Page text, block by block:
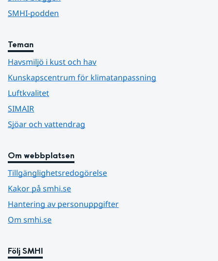
SMHI-podden
Teman
Havsmiljö i kust och hav
Kunskapscentrum för klimatanpassning
Luftkvalitet
SIMAIR
Sjöar och vattendrag
Om webbplatsen
Tillgänglighetsredogörelse
Kakor på smhi.se
Hantering av personuppgifter
Om smhi.se
Följ SMHI